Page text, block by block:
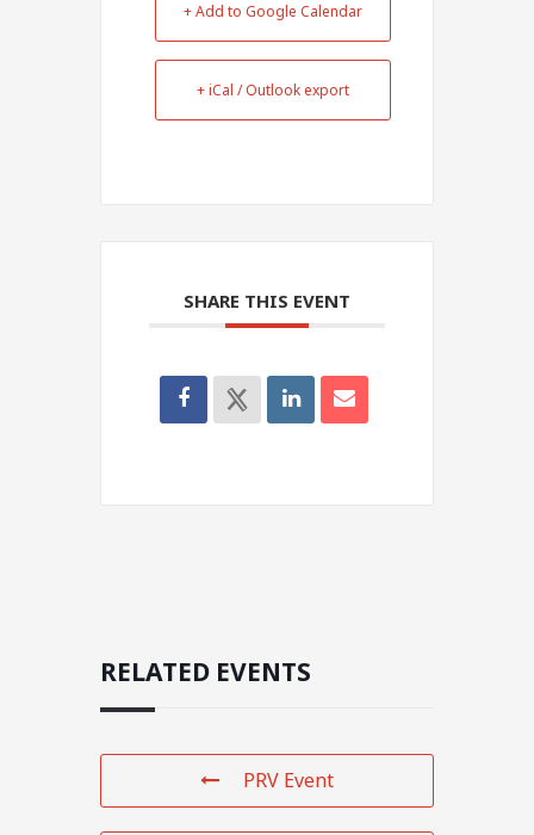
+ Add to Google Calendar
+ iCal / Outlook export
SHARE THIS EVENT
RELATED EVENTS
PRV Event